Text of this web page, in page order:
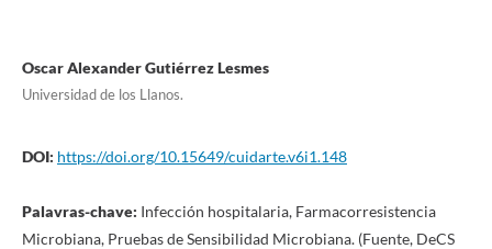
Oscar Alexander Gutiérrez Lesmes
Universidad de los Llanos.
DOI: https://doi.org/10.15649/cuidarte.v6i1.148
Palavras-chave: Infección hospitalaria, Farmacorresistencia
Microbiana, Pruebas de Sensibilidad Microbiana. (Fuente, DeCS